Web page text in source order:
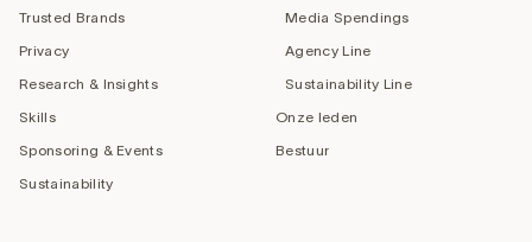
Trusted Brands
Privacy
Research & Insights
Skills
Sponsoring & Events
Sustainability
Media Spendings
Agency Line
Sustainability Line
Onze leden
Bestuur